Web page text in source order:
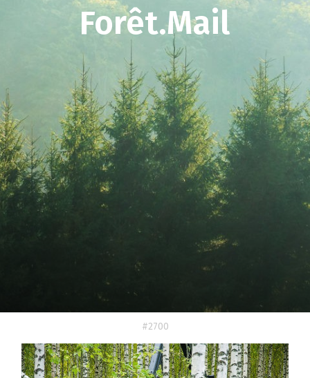
Forêt.Mail
#2700